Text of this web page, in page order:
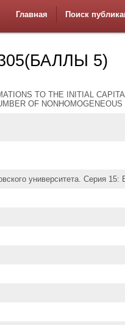
Главная Поиск
5)
TO THE INITIAL
OF
университета. Серия